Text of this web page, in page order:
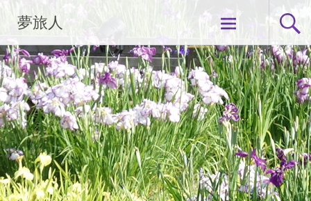
ン
ツ
へ
ス
キ
ッ
プ
夢旅人